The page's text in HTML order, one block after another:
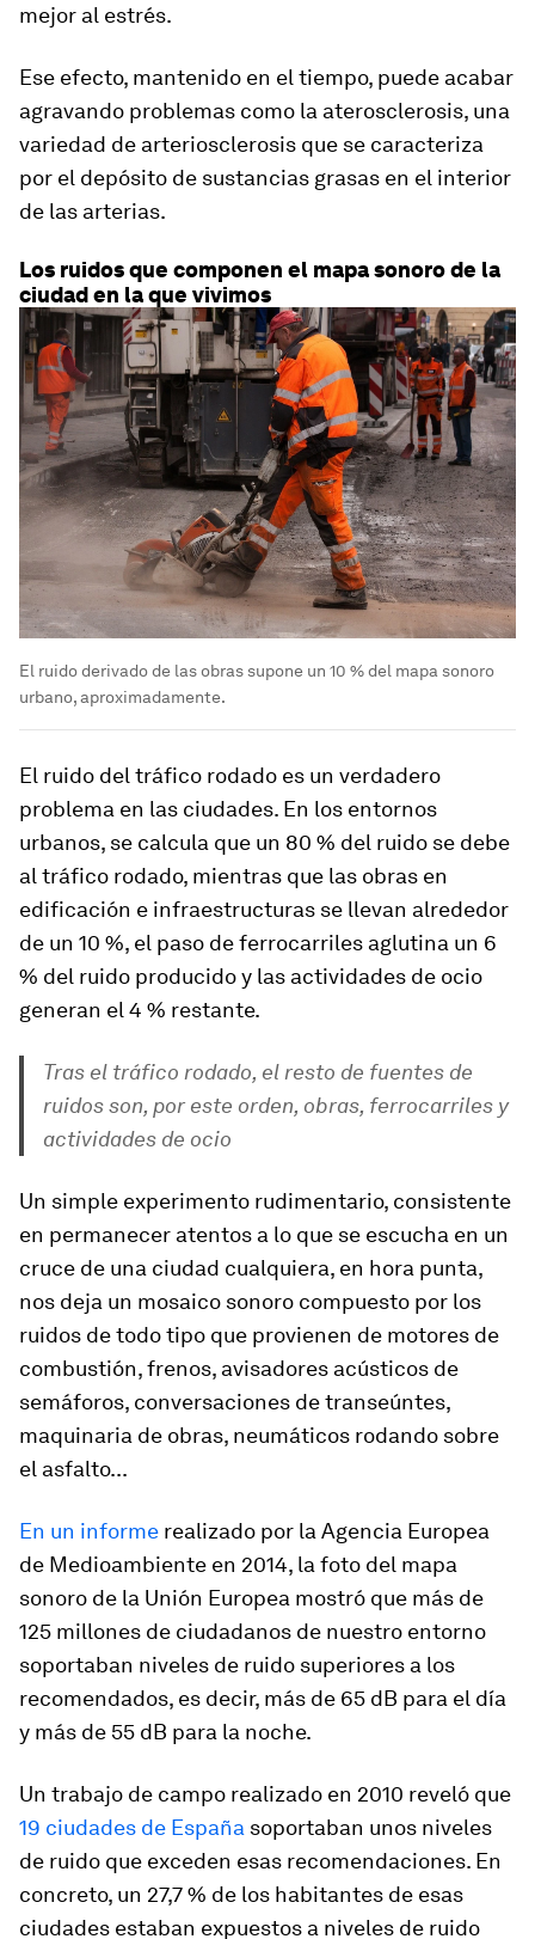
mejor al estrés.
Ese efecto, mantenido en el tiempo, puede acabar
agravando problemas como la aterosclerosis, una
variedad de arteriosclerosis que se caracteriza
por el depósito de sustancias grasas en el interior
de las arterias.
Los ruidos que componen el mapa sonoro de la
ciudad en la que vivimos
El ruido derivado de las obras supone un 10 % del mapa sonoro
urbano, aproximadamente.
El ruido del tráfico rodado es un verdadero
problema en las ciudades. En los entornos
urbanos, se calcula que un 80 % del ruido se debe
al tráfico rodado, mientras que las obras en
edificación e infraestructuras se llevan alrededor
de un 10 %, el paso de ferrocarriles aglutina un 6
% del ruido producido y las actividades de ocio
generan el 4 % restante.
Tras el tráfico rodado, el resto de fuentes de
ruidos son, por este orden, obras, ferrocarriles y
actividades de ocio
Un simple experimento rudimentario, consistente
en permanecer atentos a lo que se escucha en un
cruce de una ciudad cualquiera, en hora punta,
nos deja un mosaico sonoro compuesto por los
ruidos de todo tipo que provienen de motores de
combustión, frenos, avisadores acústicos de
semáforos, conversaciones de transeúntes,
maquinaria de obras, neumáticos rodando sobre
el asfalto...
En un informe realizado por la Agencia Europea
de Medioambiente en 2014, la foto del mapa
sonoro de la Unión Europea mostró que más de
125 millones de ciudadanos de nuestro entorno
soportaban niveles de ruido superiores a los
recomendados, es decir, más de 65 dB para el día
y más de 55 dB para la noche.
Un trabajo de campo realizado en 2010 reveló que
19 ciudades de España soportaban unos niveles
de ruido que exceden esas recomendaciones. En
concreto, un 27,7 % de los habitantes de esas
ciudades estaban expuestos a niveles de ruido